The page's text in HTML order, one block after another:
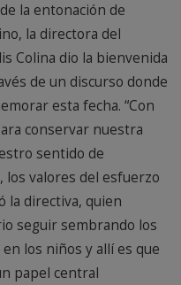
la entonación de
la directora del
Colina dio la bienvenida
de un discurso donde
esta fecha. “Con
conservar nuestra
sentido de
los valores del esfuerzo
la directiva, quien
seguir sembrando los
los niños y allí es que
papel central